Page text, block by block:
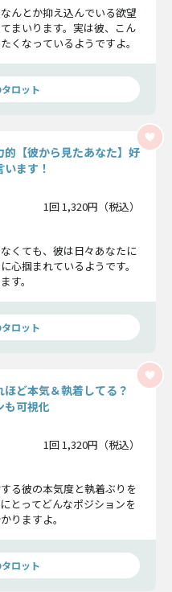
んとか抑え込んでいる欲望
まいります。実は彼、こん
くなっているようですよ。
ロット
的【彼から見たあなた】好
ます！
1回 1,320円（税込）
くても、彼は日々あなたに
心掴まれているようです。
す。
ロット
ほど本気＆執着してる？
も可視化
1回 1,320円（税込）
る彼の本気度と執着ぶりを
とってどんなポジションを
りますよ。
ロット